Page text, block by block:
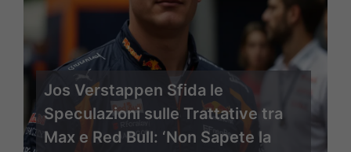
Jos Verstappen Sfida le
Speculazioni sulle Trattative tra
Max e Red Bull: ‘Non Sapete la